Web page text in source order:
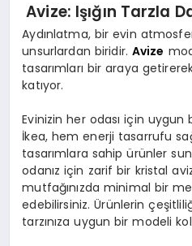
Avize: Işığın Tarzla
Aydınlatma, bir evin
unsurlardan biridir. Avize
tasarımları bir araya
katıyor.
Evinizin her odası için
İkea, hem enerji tasarrufu
tasarımlara sahip ürünler
odanız için zarif bir kristal
mutfağınızda minimal bir
edebilirsiniz. Ürünlerin
tarzınıza uygun bir modeli